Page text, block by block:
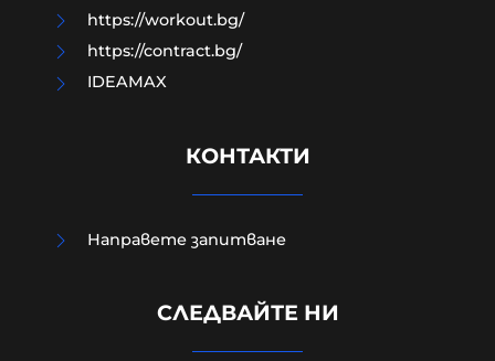
наркобос в наш курорт, прекарвал
https://workout.bg/
https://contract.bg/
IDEAMAX
КОНТАКТИ
Направете запитване
СЛЕДВАЙТЕ НИ